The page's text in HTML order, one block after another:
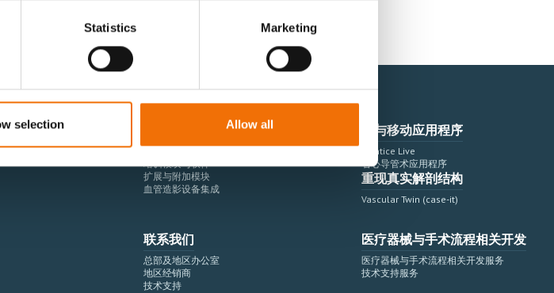
Statistics Marketing
selection Allow all
集成
培训模块与软件
扩展与附加模块
血管造影设备集成
云与移动应用程序
Mentice Live
右心导管术应用程序
重现真实解剖结构
Vascular Twin (case-it)
联系我们
总部及地区办公室
地区经销商
技术支持
医疗器械与手术流程相关开发
医疗器械与手术流程相关开发服务
技术支持服务